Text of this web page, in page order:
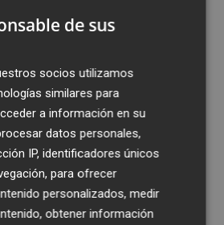
de farmacia.
después de un
y recuento que se
la noche. Según los
de las 2.417 papeletas
a voto por
presencial. Además, se
votos nulos.
de sus
socios utilizamos
similares para
a información en su
datos personales,
IP, identificadores únicos
para ofrecer
personalizados, medir
obtener información